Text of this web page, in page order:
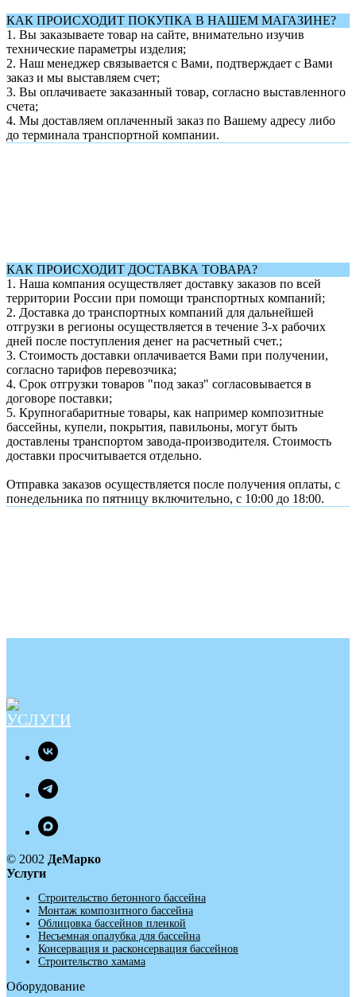
КАК ПРОИСХОДИТ ПОКУПКА В НАШЕМ МАГАЗИНЕ?
1. Вы заказываете товар на сайте, внимательно изучив
технические параметры изделия;
2. Наш менеджер связывается с Вами, подтверждает с Вами
заказ и мы выставляем счет;
3. Вы оплачиваете заказанный товар, согласно выставленного
счета;
4. Мы доставляем оплаченный заказ по Вашему адресу либо
до терминала транспортной компании.
КАК ПРОИСХОДИТ ДОСТАВКА ТОВАРА?
1. Наша компания осуществляет доставку заказов по всей
территории России при помощи транспортных компаний;
2. Доставка до транспортных компаний для дальнейшей
отгрузки в регионы осуществляется в течение 3-х рабочих
дней после поступления денег на расчетный счет.;
3. Стоимость доставки оплачивается Вами при получении,
согласно тарифов перевозчика;
4. Срок отгрузки товаров "под заказ" согласовывается в
договоре поставки;
5. Крупногабаритные товары, как например композитные
бассейны, купели, покрытия, павильоны, могут быть
доставлены транспортом завода-производителя. Стоимость
доставки просчитывается отдельно.
Отправка заказов осуществляется после получения оплаты, с
понедельника по пятницу включительно, с 10:00 до 18:00.
© 2002 ДеМарко
Услуги
Строительство бетонного бассейна
Монтаж композитного бассейна
Облицовка бассейнов пленкой
Несъемная опалубка для бассейна
Консервация и расконсервация бассейнов
Строительство хамама
Оборудование